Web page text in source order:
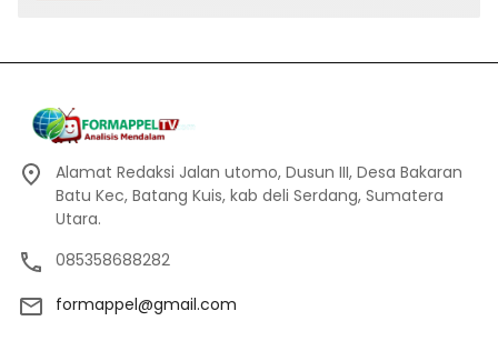
Alamat Redaksi Jalan utomo, Dusun III, Desa Bakaran
Batu Kec, Batang Kuis, kab deli Serdang, Sumatera
Utara.
085358688282
formappel@gmail.com